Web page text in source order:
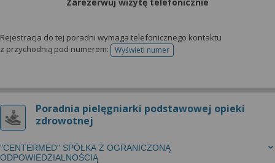
Rejestracja do tej poradni wymaga telefonicznego kontaktu
z przychodnią pod numerem:
Wyświetl numertelefonu do rejestracji
Poradnia pielęgniarki podstawowej opieki
zdrowotnej
"CENTERMED" SPÓŁKA Z OGRANICZONĄ
ODPOWIEDZIALNOŚCIĄ